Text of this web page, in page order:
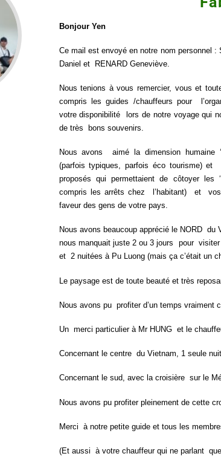
Bonjour Yen
Ce mail est envoyé en notre nom personnel :
Daniel et RENARD Geneviève.
Nous tenions à vous remercier, vous et
compris les guides /chauffeurs pour
votre disponibilité lors de notre voyage qui
de très bons souvenirs.
Nous avons aimé la dimension humaine
(parfois typiques, parfois éco tourisme) et
proposés qui permettaient de côtoyer les
compris les arrêts chez l’habitant) et
faveur des gens de votre pays.
Nous avons beaucoup apprécié le NORD du
nous manquait juste 2 ou 3 jours pour visiter
et 2 nuitées à Pu Luong (mais ça c’était un
Le paysage est de toute beauté et très
Nous avons pu profiter d’un temps vraiment
Un merci particulier à Mr HUNG et le
Concernant le centre du Vietnam, 1 seule
Concernant le sud, avec la croisière sur le
Nous avons pu profiter pleinement de cette
Merci à notre petite guide et tous les
(Et aussi à votre chauffeur qui ne parlant